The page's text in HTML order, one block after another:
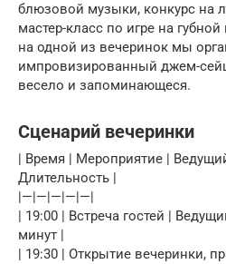
блюзовой музыки, конкурс на
мастер-класс по игре на
на одной из вечеринок мы
импровизированный джем-
весело и запоминающеся.
Сценарий вечеринки
| Время | Мероприятие |
Длительность |
|—|—|—|—|—|
| 19:00 | Встреча гостей |
минут |
| 19:30 | Открытие вечеринки,